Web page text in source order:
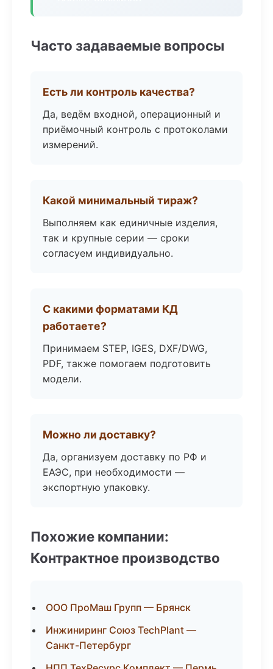
Часто задаваемые вопросы
Есть ли контроль качества?
Да, ведём входной, операционный и
приёмочный контроль с протоколами
измерений.
Какой минимальный тираж?
Выполняем как единичные изделия,
так и крупные серии — сроки
согласуем индивидуально.
С какими форматами КД
работаете?
Принимаем STEP, IGES, DXF/DWG,
PDF, также помогаем подготовить
модели.
Можно ли доставку?
Да, организуем доставку по РФ и
ЕАЭС, при необходимости —
экспортную упаковку.
Похожие компании:
Контрактное производство
ООО ПроМаш Групп — Брянск
Инжиниринг Союз TechPlant —
Санкт-Петербург